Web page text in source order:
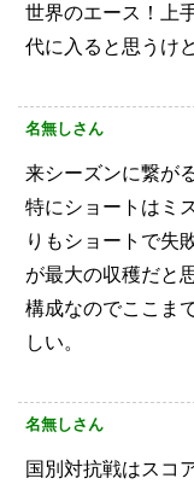
世界のエース！上
代に入ると思うけ
名無しさん
来シーズンに繋が
特にショートはミ
りもショートで失
が最大の収穫だと
構成なのでここま
しい。
名無しさん
国別対抗戦はスコ